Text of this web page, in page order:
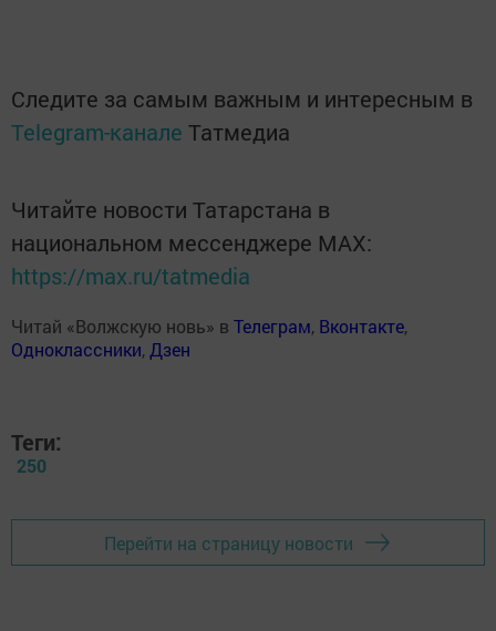
Следите за самым важным и интересным в
Telegram-канале Татмедиа
Читайте новости Татарстана в
национальном мессенджере MАХ:
https://max.ru/tatmedia
Читай «Волжскую новь» в Телеграм, Вконтакте,
Одноклассники,Дзен
Теги:
250
Перейти на страницу новости